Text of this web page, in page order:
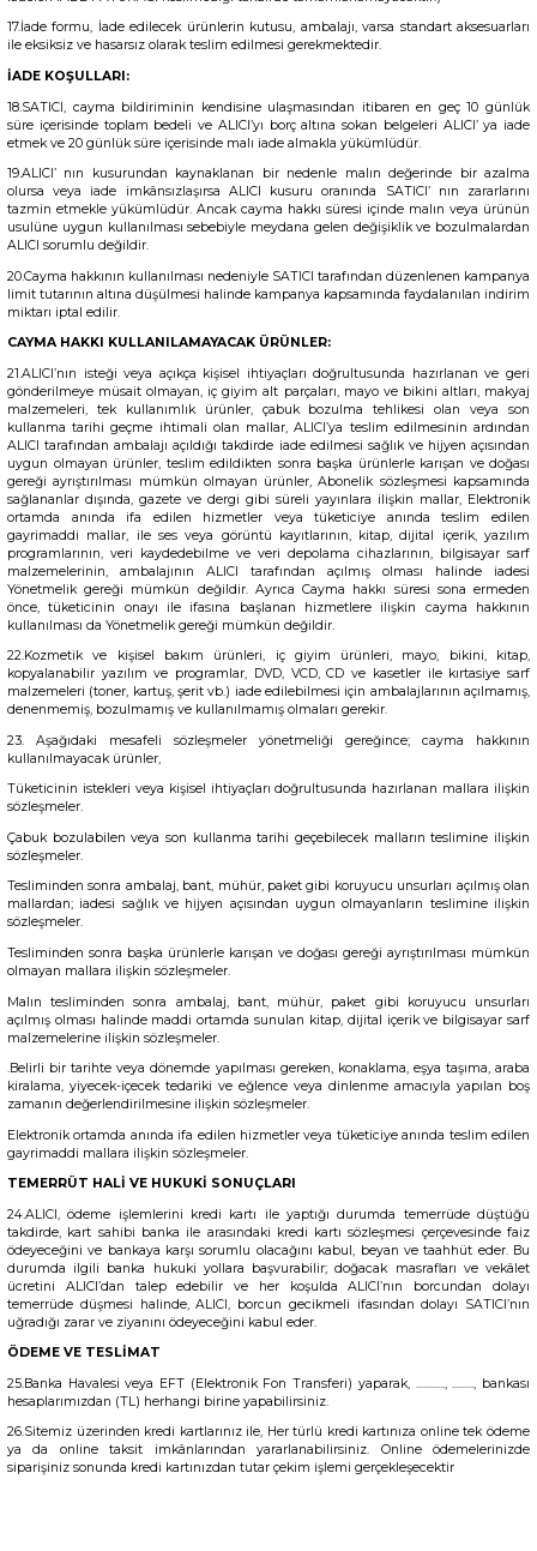
17.İade formu, İade edilecek ürünlerin kutusu, ambalajı, varsa standart aksesuarları
ile eksiksiz ve hasarsız olarak teslim edilmesi gerekmektedir.
İADE KOŞULLARI:
18.SATICI, cayma bildiriminin kendisine ulaşmasından itibaren en geç 10 günlük
süre içerisinde toplam bedeli ve ALICI’yı borç altına sokan belgeleri ALICI’ ya iade
etmek ve 20 günlük süre içerisinde malı iade almakla yükümlüdür.
19.ALICI’ nın kusurundan kaynaklanan bir nedenle malın değerinde bir azalma
olursa veya iade imkânsızlaşırsa ALICI kusuru oranında SATICI’ nın zararlarını
tazmin etmekle yükümlüdür. Ancak cayma hakkı süresi içinde malın veya ürünün
usulüne uygun kullanılması sebebiyle meydana gelen değişiklik ve bozulmalardan
ALICI sorumlu değildir.
20.Cayma hakkının kullanılması nedeniyle SATICI tarafından düzenlenen kampanya
limit tutarının altına düşülmesi halinde kampanya kapsamında faydalanılan indirim
miktarı iptal edilir.
CAYMA HAKKI KULLANILAMAYACAK ÜRÜNLER:
21.ALICI’nın isteği veya açıkça kişisel ihtiyaçları doğrultusunda hazırlanan ve geri
gönderilmeye müsait olmayan, iç giyim alt parçaları, mayo ve bikini altları, makyaj
malzemeleri, tek kullanımlık ürünler, çabuk bozulma tehlikesi olan veya son
kullanma tarihi geçme ihtimali olan mallar, ALICI’ya teslim edilmesinin ardından
ALICI tarafından ambalajı açıldığı takdirde iade edilmesi sağlık ve hijyen açısından
uygun olmayan ürünler, teslim edildikten sonra başka ürünlerle karışan ve doğası
gereği ayrıştırılması mümkün olmayan ürünler, Abonelik sözleşmesi kapsamında
sağlananlar dışında, gazete ve dergi gibi süreli yayınlara ilişkin mallar, Elektronik
ortamda anında ifa edilen hizmetler veya tüketiciye anında teslim edilen
gayrimaddi mallar, ile ses veya görüntü kayıtlarının, kitap, dijital içerik, yazılım
programlarının, veri kaydedebilme ve veri depolama cihazlarının, bilgisayar sarf
malzemelerinin, ambalajının ALICI tarafından açılmış olması halinde iadesi
Yönetmelik gereği mümkün değildir. Ayrıca Cayma hakkı süresi sona ermeden
önce, tüketicinin onayı ile ifasına başlanan hizmetlere ilişkin cayma hakkının
kullanılması da Yönetmelik gereği mümkün değildir.
22.Kozmetik ve kişisel bakım ürünleri, iç giyim ürünleri, mayo, bikini, kitap,
kopyalanabilir yazılım ve programlar, DVD, VCD, CD ve kasetler ile kırtasiye sarf
malzemeleri (toner, kartuş, şerit vb.) iade edilebilmesi için ambalajlarının açılmamış,
denenmemiş, bozulmamış ve kullanılmamış olmaları gerekir.
23. Aşağıdaki mesafeli sözleşmeler yönetmeliği gereğince; cayma hakkının
kullanılmayacak ürünler,
Tüketicinin istekleri veya kişisel ihtiyaçları doğrultusunda hazırlanan mallara ilişkin
sözleşmeler.
Çabuk bozulabilen veya son kullanma tarihi geçebilecek malların teslimine ilişkin
sözleşmeler.
Tesliminden sonra ambalaj, bant, mühür, paket gibi koruyucu unsurları açılmış olan
mallardan; iadesi sağlık ve hijyen açısından uygun olmayanların teslimine ilişkin
sözleşmeler.
Tesliminden sonra başka ürünlerle karışan ve doğası gereği ayrıştırılması mümkün
olmayan mallara ilişkin sözleşmeler.
Malın tesliminden sonra ambalaj, bant, mühür, paket gibi koruyucu unsurları
açılmış olması halinde maddi ortamda sunulan kitap, dijital içerik ve bilgisayar sarf
malzemelerine ilişkin sözleşmeler.
.Belirli bir tarihte veya dönemde yapılması gereken, konaklama, eşya taşıma, araba
kiralama, yiyecek-içecek tedariki ve eğlence veya dinlenme amacıyla yapılan boş
zamanın değerlendirilmesine ilişkin sözleşmeler.
Elektronik ortamda anında ifa edilen hizmetler veya tüketiciye anında teslim edilen
gayrimaddi mallara ilişkin sözleşmeler.
TEMERRÜT HALİ VE HUKUKİ SONUÇLARI
24.ALICI, ödeme işlemlerini kredi kartı ile yaptığı durumda temerrüde düştüğü
takdirde, kart sahibi banka ile arasındaki kredi kartı sözleşmesi çerçevesinde faiz
ödeyeceğini ve bankaya karşı sorumlu olacağını kabul, beyan ve taahhüt eder. Bu
durumda ilgili banka hukuki yollara başvurabilir; doğacak masrafları ve vekâlet
ücretini ALICI’dan talep edebilir ve her koşulda ALICI’nın borcundan dolayı
temerrüde düşmesi halinde, ALICI, borcun gecikmeli ifasından dolayı SATICI’nın
uğradığı zarar ve ziyanını ödeyeceğini kabul eder.
ÖDEME VE TESLİMAT
25.Banka Havalesi veya EFT (Elektronik Fon Transferi) yaparak, ............, ........., bankası
hesaplarımızdan (TL) herhangi birine yapabilirsiniz.
26.Sitemiz üzerinden kredi kartlarınız ile, Her türlü kredi kartınıza online tek ödeme
ya da online taksit imkânlarından yararlanabilirsiniz. Online ödemelerinizde
siparişiniz sonunda kredi kartınızdan tutar çekim işlemi gerçekleşecektir